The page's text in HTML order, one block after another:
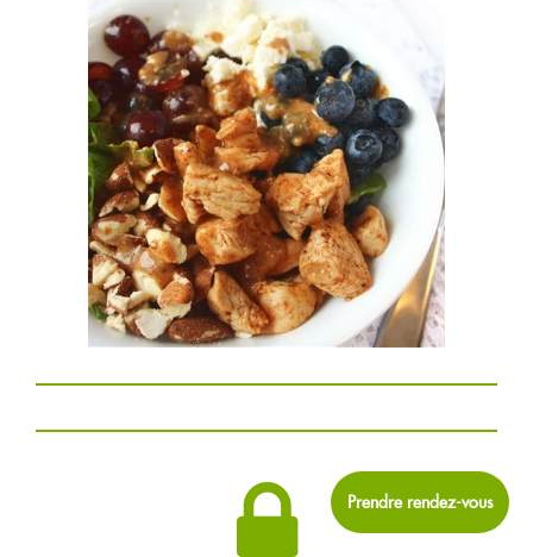
RECETTES
BOUTIQUE
CHRONIQUES
1877-427-6664
ENGLISH